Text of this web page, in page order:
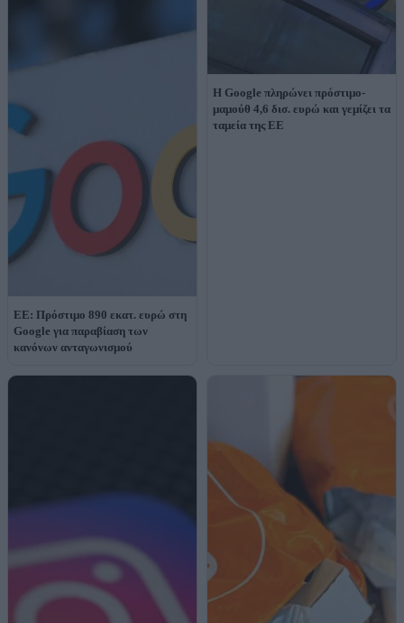
ΕΕ: Πρόστιμο 890 εκατ. ευρώ στη
Google για παραβίαση των
κανόνων ανταγωνισμού
Η Google πληρώνει πρόστιμο-
μαμούθ 4,6 δισ. ευρώ και γεμίζει τα
ταμεία της ΕΕ